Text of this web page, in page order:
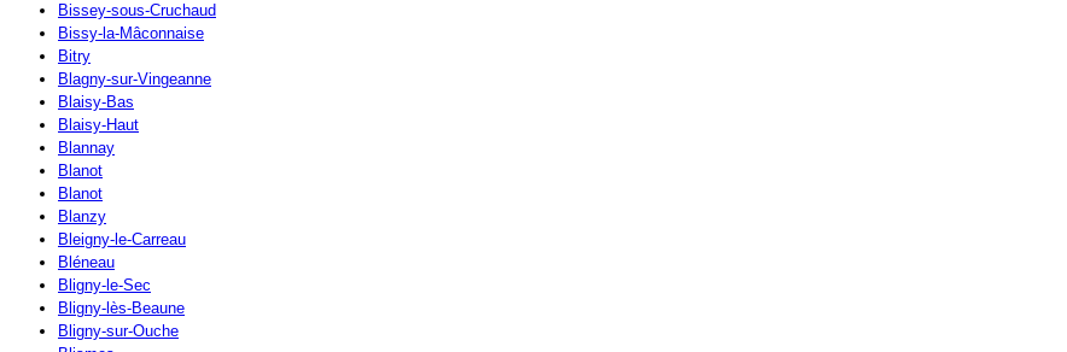
Bissey-sous-Cruchaud
Bissy-la-Mâconnaise
Bitry
Blagny-sur-Vingeanne
Blaisy-Bas
Blaisy-Haut
Blannay
Blanot
Blanot
Blanzy
Bleigny-le-Carreau
Bléneau
Bligny-le-Sec
Bligny-lès-Beaune
Bligny-sur-Ouche